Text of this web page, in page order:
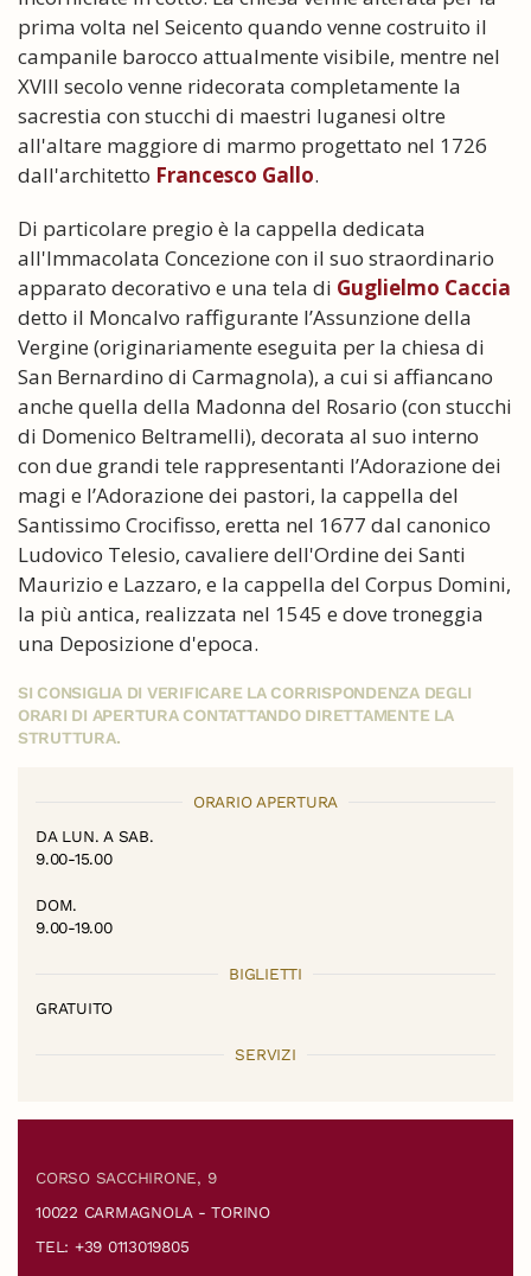
prima volta nel Seicento quando venne costruito il
campanile barocco attualmente visibile, mentre nel
XVIII secolo venne ridecorata completamente la
sacrestia con stucchi di maestri luganesi oltre
all'altare maggiore di marmo progettato nel 1726
dall'architetto Francesco Gallo.
Di particolare pregio è la cappella dedicata
all'Immacolata Concezione con il suo straordinario
apparato decorativo e una tela di Guglielmo Caccia
detto il Moncalvo raffigurante l’Assunzione della
Vergine (originariamente eseguita per la chiesa di
San Bernardino di Carmagnola), a cui si affiancano
anche quella della Madonna del Rosario (con stucchi
di Domenico Beltramelli), decorata al suo interno
con due grandi tele rappresentanti l’Adorazione dei
magi e l’Adorazione dei pastori, la cappella del
Santissimo Crocifisso, eretta nel 1677 dal canonico
Ludovico Telesio, cavaliere dell'Ordine dei Santi
Maurizio e Lazzaro, e la cappella del Corpus Domini,
la più antica, realizzata nel 1545 e dove troneggia
una Deposizione d'epoca.
SI CONSIGLIA DI VERIFICARE LA CORRISPONDENZA DEGLI
ORARI DI APERTURA CONTATTANDO DIRETTAMENTE LA
STRUTTURA.
ORARIO APERTURA
DA LUN. A SAB.
9.00-15.00
DOM.
9.00-19.00
BIGLIETTI
GRATUITO
SERVIZI
CORSO SACCHIRONE, 9
10022 CARMAGNOLA - TORINO
TEL: +39 0113019805